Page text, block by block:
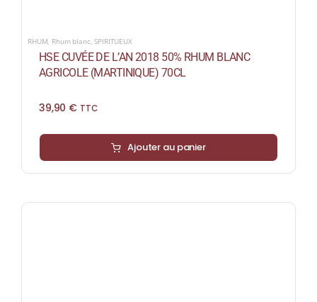
RHUM, Rhum blanc,SPIRITUEUX
HSE CUVÉE DE L’AN 2018 50% RHUM BLANC
AGRICOLE (MARTINIQUE) 70CL
39,90 € TTC
Ajouter au panier